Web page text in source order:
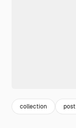
collection post